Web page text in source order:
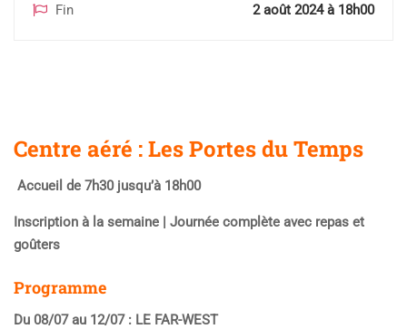
Fin 2 août 2024 à 18h00
Centre aéré : Les Portes du Temps
Accueil de 7h30 jusqu’à 18h00
Inscription à la semaine | Journée complète avec repas et
goûters
Programme
Du 08/07 au 12/07 : LE FAR-WEST